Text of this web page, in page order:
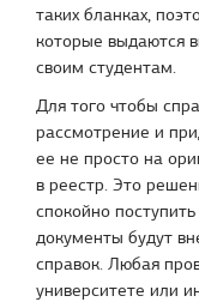
таких бланках,
которые выдаются
своим студентам.
Для того чтобы
рассмотрение и
ее не просто на
в реестр. Это
спокойно
документы будут
справок. Любая
университете или